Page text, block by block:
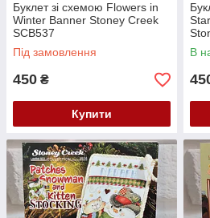
Буклет зі схемою Flowers in
Winter Banner Stoney Creek
SCB537
Під замовлення
450 ₴
Купити
В